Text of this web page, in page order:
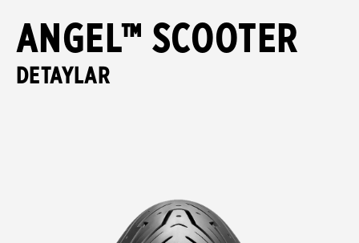
ANGEL™ SCOOTER
DETAYLAR